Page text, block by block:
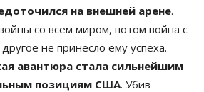
на внешней арене.
со всем миром, потом война с
не принесло ему успеха.
авантюра стала сильнейшим
позициям США. Убив